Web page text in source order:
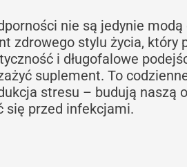
nie są jedynie
zdrowego stylu życia, który
i długofalowe
suplement. To
stresu – budują naszą
się przed infekcjami.